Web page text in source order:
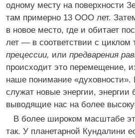
одному месту на поверхности
там примерно 13 ООО лет.
в новое место, где и обитает
лет — в соответствии с циклом
прецессии, или предварения
происходит это перемещение,
наше понимание
служат новые энергии, энергии
выводящие нас на более
В более широком масштабе
так. У планетарной Кундалини